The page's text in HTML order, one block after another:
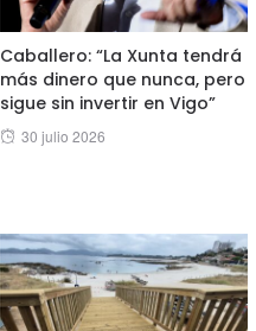
Caballero: “La Xunta tendrá
más dinero que nunca, pero
sigue sin invertir en Vigo”
Posted
30 julio 2026